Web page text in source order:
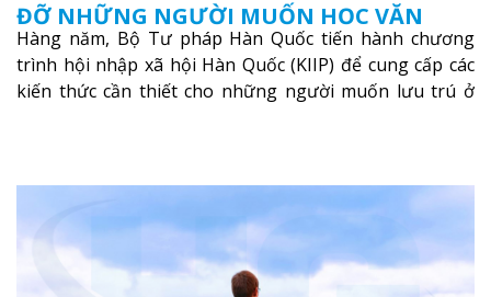
ĐỠ NHỮNG NGƯỜI MUỐN HỌC VĂN
HÓA HÀN QUỐC
Hàng năm, Bộ Tư pháp Hàn Quốc tiến hành chương
trình hội nhập xã hội Hàn Quốc (KIIP) để cung cấp các
kiến thức cần thiết cho những người muốn lưu trú ở